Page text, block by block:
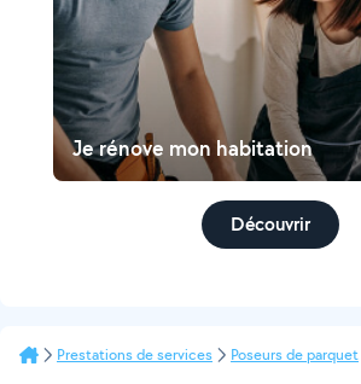
Je rénove mon habitation
Découvrir
Prestations de services Poseurs de parquet